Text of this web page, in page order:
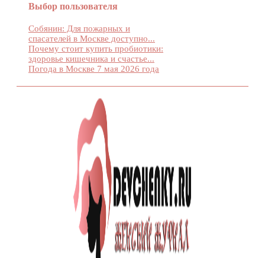
Выбор пользователя
Собянин: Для пожарных и
спасателей в Москве доступно...
Почему стоит купить пробиотики:
здоровье кишечника и счастье...
Погода в Москве 7 мая 2026 года